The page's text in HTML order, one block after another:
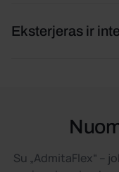
Eksterjeras ir
Su „AdmitaFlex“ –